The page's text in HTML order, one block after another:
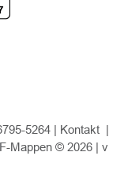
5264 | Kontakt|
Mappen © 2026 | v